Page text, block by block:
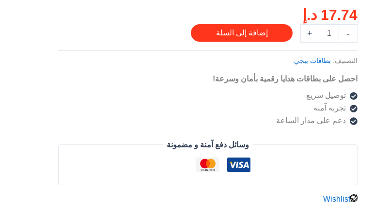
17.74 د.إ
-
+ إضافة إلى السلة
التصنيف: بطاقات ببجي
احصل على بطاقات هدايا رقمية بأمان وسرعة!
توصيل سريع
تجربة آمنة
دعم على مدار الساعة
وسائل دفع آمنة و مضمونة
Wishlist